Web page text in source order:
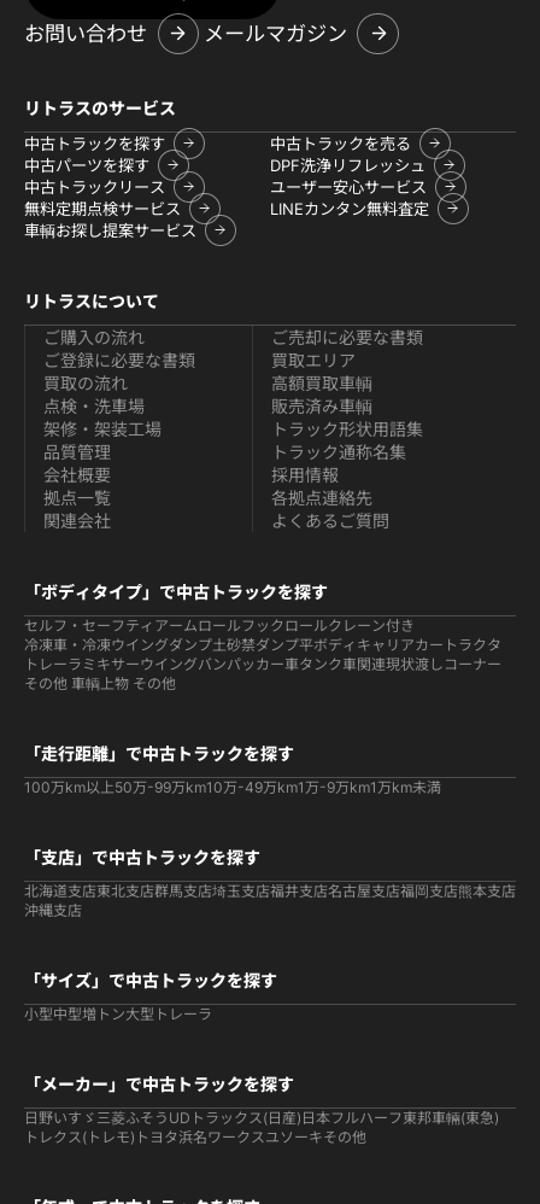
お問い合わせ
メールマガジン
リトラスのサービス
中古トラックを探す
中古トラックを売る
中古パーツを探す
DPF洗浄リフレッシュ
中古トラックリース
ユーザー安心サービス
無料定期点検サービス
LINEカンタン無料査定
車輌お探し提案サービス
リトラスについて
ご購入の流れ
ご登録に必要な書類
買取の流れ
ご売却に必要な書類
買取エリア
高額買取車輌
点検・洗車場
架修・架装工場
品質管理
販売済み車輌
トラック形状用語集
トラック通称名集
会社概要
拠点一覧
関連会社
採用情報
各拠点連絡先
よくあるご質問
「ボディタイプ」で中古トラックを探す
セルフ・セーフティ アームロールフックロールクレーン付き
冷凍車・冷凍ウイングダンプ土砂禁ダンプ平ボディ キャリアカー トラクタ
トレーラ ミキサーウイングバンパッカー車タンク車関連現状渡しコーナー
その他 車輌上物 その他
「走行距離」で中古トラックを探す
100万km以上50万-99万km10万-49万km1万-9万km1万km未満
「支店」で中古トラックを探す
北海道支店東北支店群馬支店埼玉支店福井支店名古屋支店福岡支店熊本支店
沖縄支店
「サイズ」で中古トラックを探す
小型中型増トン大型 トレーラ
「メーカー」で中古トラックを探す
日野いすゞ 三菱ふそう UDトラックス(日産) 日本フルハーフ 東邦車輛(東急)
トレクス(トレモ) トヨタ浜名ワークスユソーキその他